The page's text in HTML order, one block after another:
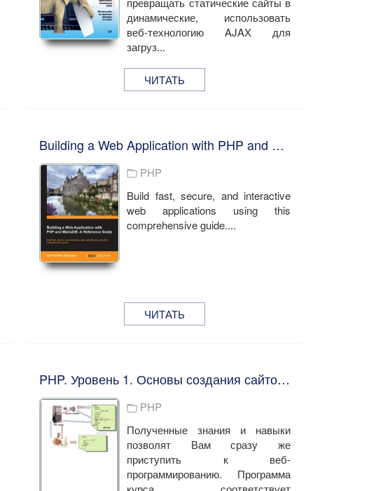
динамические, использовать
веб-технологию AJAX для
загруз...
ЧИТАТЬ
Building a Web Application with PHP and MariaDB: A Reference Guide. Sai Sriparasa
PHP
Build fast, secure, and interactive
web applications using this
comprehensive guide....
ЧИТАТЬ
PHP. Уровень 1. Основы создания сайтов. Игорь Борисов
PHP
Полученные знания и навыки
позволят Вам сразу же
приступить к веб-
программированию. Программа